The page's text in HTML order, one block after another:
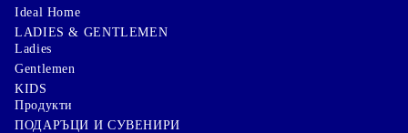
Ideal Home
LADIES & GENTLEMEN
Ladies
Gentlemen
KIDS
Продукти
ПОДАРЪЦИ И СУВЕНИРИ